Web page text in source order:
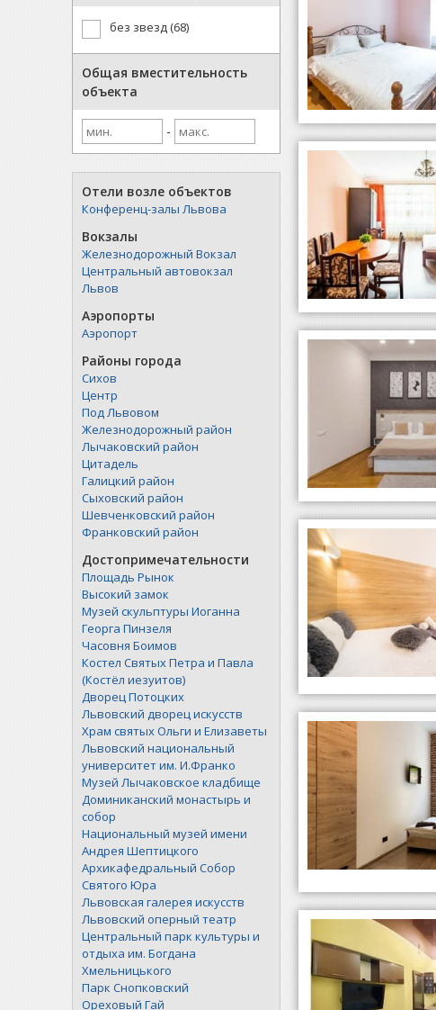
без звезд (68)
Общая вместительность
объекта
-
Отели возле объектов
Конференц-залы Львова
Вокзалы
Железнодорожный Вокзал
Центральный автовокзал
Львов
Аэропорты
Аэропорт
Районы города
Сихов
Центр
Под Львовом
Железнодорожный район
Лычаковский район
Цитадель
Галицкий район
Сыховский район
Шевченковский район
Франковский район
Достопримечательности
Площадь Рынок
Высокий замок
Музей скульптуры Иоганна
Георга Пинзеля
Часовня Боимов
Костел Святых Петра и Павла
(Костёл иезуитов)
Дворец Потоцких
Львовский дворец искусств
Храм святых Ольги и Елизаветы
Львовский национальный
университет им. И.Франко
Музей Лычаковское кладбище
Доминиканский монастырь и
собор
Национальный музей имени
Андрея Шептицкого
Архикафедральный Собор
Святого Юра
Львовская галерея искусств
Львовский оперный театр
Центральный парк культуры и
отдыха им. Богдана
Хмельницького
Парк Снопковский
Ореховый Гай